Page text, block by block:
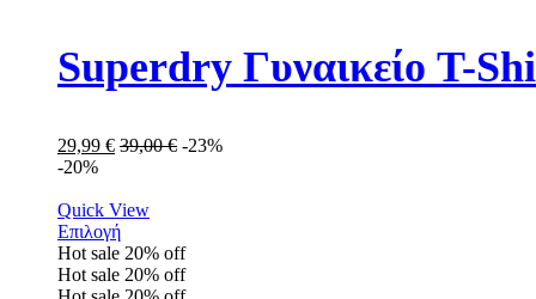
Superdry Γυναικείο T-
29,99 € 39,00€ -23%
-20%
Quick View
Επιλογή
Hot sale 20% off
Hot sale 20% off